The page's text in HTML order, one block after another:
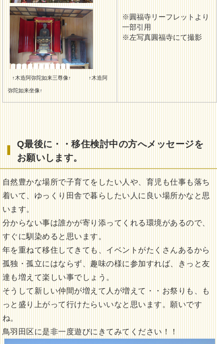
↑木造阿弥陀如来三尊像↑ ↑木造阿
弥陀如来坐像↑
※圓福寺リーフレットより
一部引用
※左写真圓福寺にて撮影
Q最後に・・移住検討中の方へメッセージを
お願いします。
自然豊かな場所で子育てをしたい人や、育児も仕事も落ち
着いて、ゆっくり田舎で暮らしたい人に良い場所かなと思
います。
分からない事は誰かが寄り添ってくれる環境があるので、
すぐに馴染めると思います。
年を重ねて移住してきても、イベントがたくさんあるから
孤独・孤立にはならず、趣味の様に参加すれば、きっと友
達も増えて楽しい事でしょう。
そうして新しい仲間が増えて人が増えて・・お祭りも、も
っと盛り上がって行けたらいいなと思います。願いです
ね。
鳥羽田区に是非一度遊びにきてみてください！！